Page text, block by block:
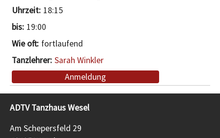
18:15
19:00
fortlaufend
Sarah Winkler
Anmeldung
ADTV Tanzhaus Wesel
Am Schepersfeld 29